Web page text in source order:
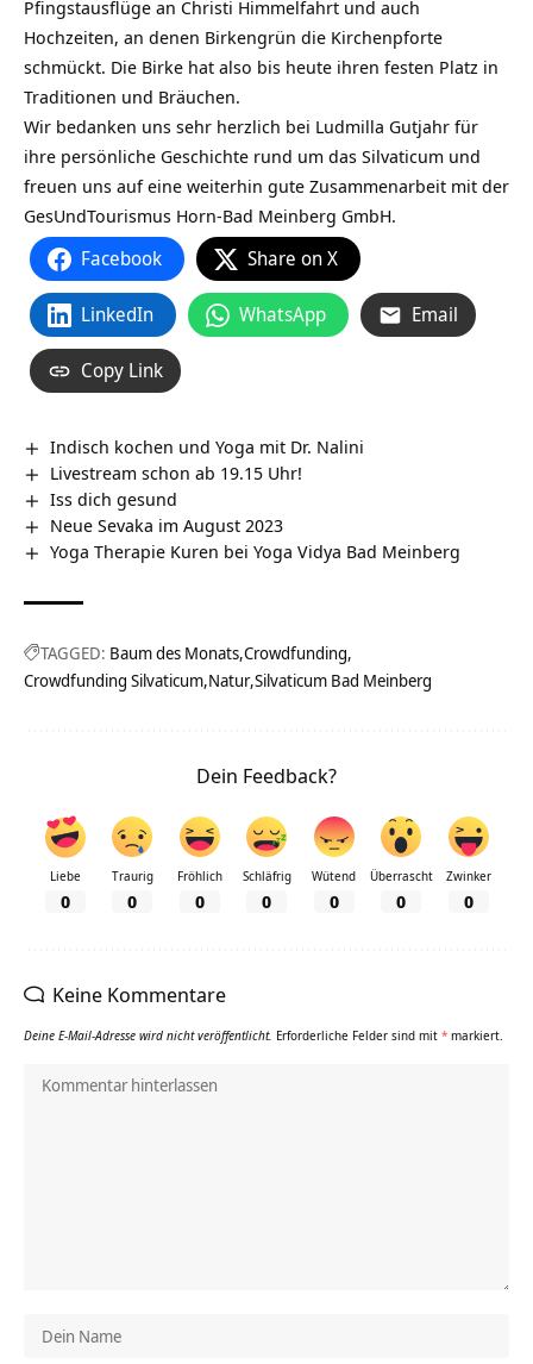
Pfingstausflüge an Christi Himmelfahrt und auch
Hochzeiten, an denen Birkengrün die Kirchenpforte
schmückt. Die Birke hat also bis heute ihren festen Platz in
Traditionen und Bräuchen.
Wir bedanken uns sehr herzlich bei Ludmilla Gutjahr für
ihre persönliche Geschichte rund um das Silvaticum und
freuen uns auf eine weiterhin gute Zusammenarbeit mit der
GesUndTourismus Horn-Bad Meinberg GmbH.
Facebook Share on X
LinkedIn WhatsApp Email
Copy Link
Indisch kochen und Yoga mit Dr. Nalini
Livestream schon ab 19.15 Uhr!
Iss dich gesund
Neue Sevaka im August 2023
Yoga Therapie Kuren bei Yoga Vidya Bad Meinberg
TAGGED: Baum des Monats Crowdfunding
Crowdfunding Silvaticum Natur Silvaticum Bad Meinberg
Dein Feedback?
Liebe
0
Traurig
0
Fröhlich
0
Schläfrig
0
Wütend
0
Überrascht
0
Zwinker
0
Keine Kommentare
Deine E-Mail-Adresse wird nicht veröffentlicht. Erforderliche Felder sind mit * markiert.